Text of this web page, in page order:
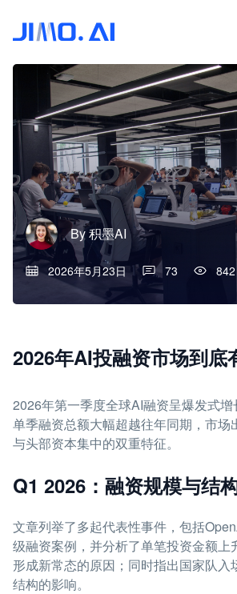
By积墨AI
2026年5月23日 73 842
2026年AI投融资市场到底
2026年第一季度全球AI融资呈爆发式
单季融资总额大幅超越往年同期，市场
与头部资本集中的双重特征。
Q1 2026：融资规模与结
文章列举了多起代表性事件，包括
级融资案例，并分析了单笔投资金额上
形成新常态的原因；同时指出国家队入
结构的影响。